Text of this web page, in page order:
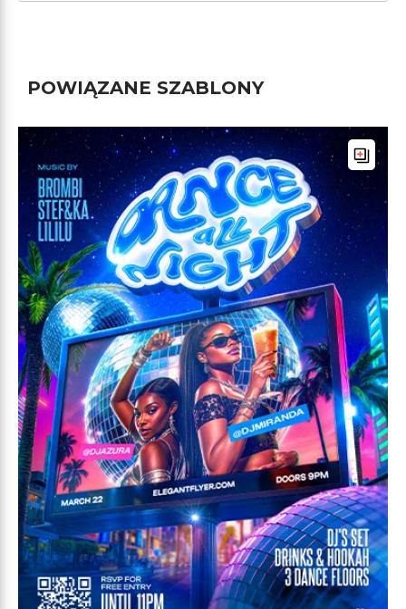
POWIĄZANE SZABLONY